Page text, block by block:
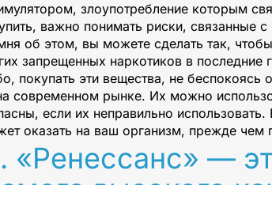
злоупотребление которым
важно понимать риски, связанные
об этом, вы можете сделать так,
запрещенных наркотиков в последние
покупать эти вещества, не беспокоясь
рынке. Их можно
если их неправильно
оказать на ваш организм, прежде чем
—
высокого